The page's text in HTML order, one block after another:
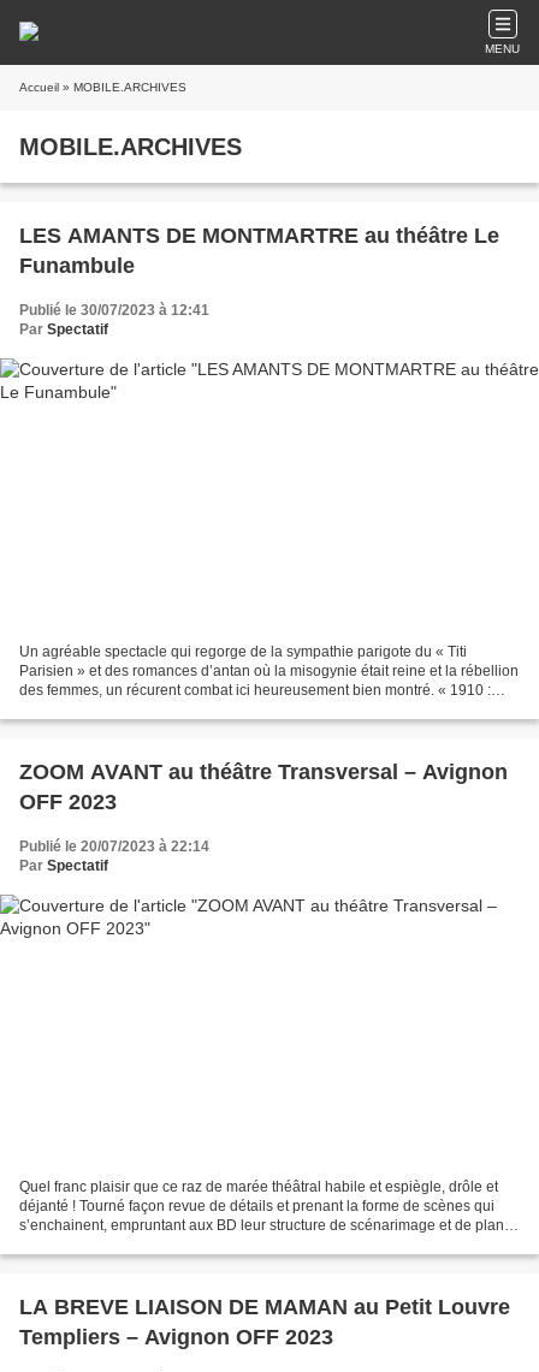
MENU
Accueil » MOBILE.ARCHIVES
MOBILE.ARCHIVES
LES AMANTS DE MONTMARTRE au théâtre Le
Funambule
Publié le 30/07/2023 à 12:41
Par Spectatif
Un agréable spectacle qui regorge de la sympathie parigote du « Titi
Parisien » et des romances d’antan où la misogynie était reine et la rébellion
des femmes, un récurent combat ici heureusement bien montré. « 1910 :
ZOOM AVANT au théâtre Transversal – Avignon
OFF 2023
Publié le 20/07/2023 à 22:14
Par Spectatif
Quel franc plaisir que ce raz de marée théâtral habile et espiègle, drôle et
déjanté ! Tourné façon revue de détails et prenant la forme de scènes qui
s’enchainent, empruntant aux BD leur structure de scénarimage et de plans-
LA BREVE LIAISON DE MAMAN au Petit Louvre
Templiers – Avignon OFF 2023